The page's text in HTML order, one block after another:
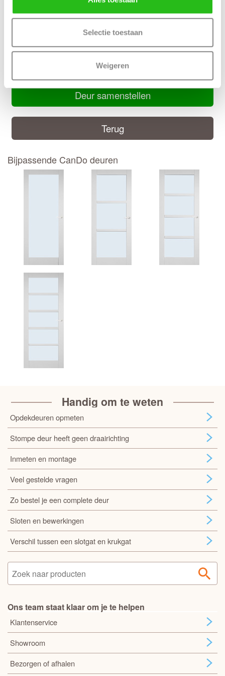
Selectie toestaan
Weigeren
Inkortmogelijkheden opdek: Onderzijde 10 mm
Inkortmogelijkheden stomp: Onderzijde 10 mm, zijstijlen en
CanDo montage handleiding
Deur samenstellen
Terug
Bijpassende CanDo deuren
Handig om te weten
Opdekdeuren opmeten
Stompe deur heeft geen draairichting
Inmeten en montage
Veel gestelde vragen
Zo bestel je een complete deur
Sloten en bewerkingen
Verschil tussen een slotgat en krukgat
Ons team staat klaar om je te helpen
Klantenservice
Showroom
Bezorgen of afhalen